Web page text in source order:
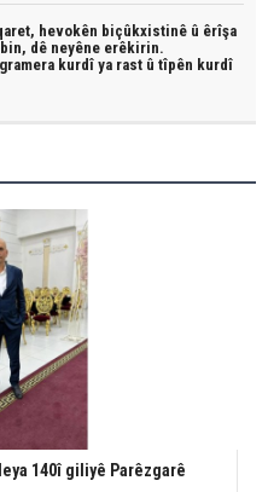
hevokên biçûkxistinê û êrîşa
dê neyêne erêkirin.
gramera kurdî ya rast û tîpên kurdî
140î giliyê Parêzgarê